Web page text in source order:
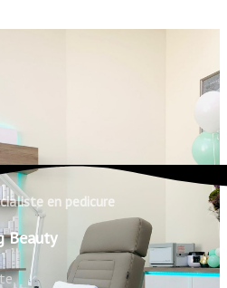
en pedicure
Beauty